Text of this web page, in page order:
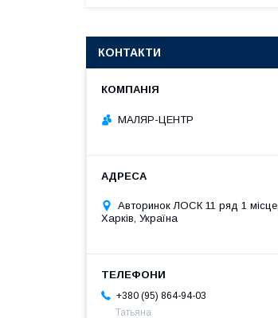
КОНТАКТИ
МАЛЯР-ЦЕНТР
Авторинок ЛОСК 11 ряд 1 місце,
Харків, Україна
+380 (95) 864-94-03
Татьяна